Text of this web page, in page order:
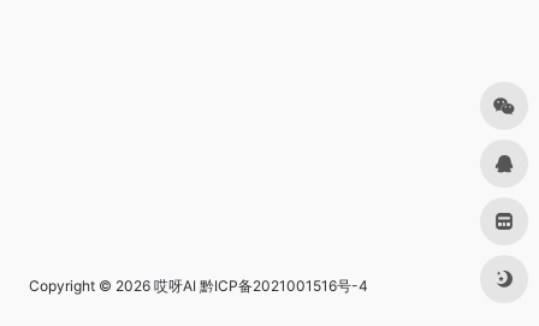
Copyright © 2026 哎呀AI 黔ICP备2021001516号-4